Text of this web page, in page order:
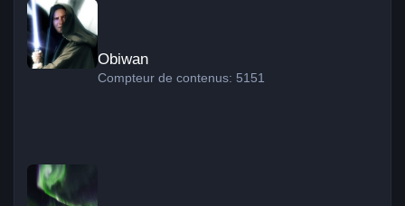
Obiwan
Compteur de contenus: 5151